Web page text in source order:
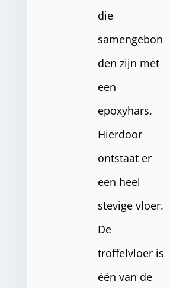
die
samengebon
den zijn met
een
epoxyhars.
Hierdoor
ontstaat er
een heel
stevige vloer.
De
troffelvloer is
één van de